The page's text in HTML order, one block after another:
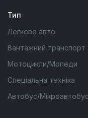
Тип
Легкове авто
Вантажний транспорт
Мотоцикли/Мопеди
Спеціальна техніка
Автобус/Мікроавтобус